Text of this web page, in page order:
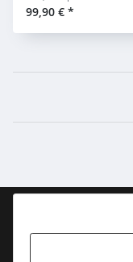
99,90 € *